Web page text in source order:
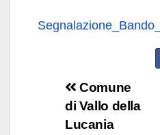
Navigazione
articoli
Comune
di Vallo della
Lucania